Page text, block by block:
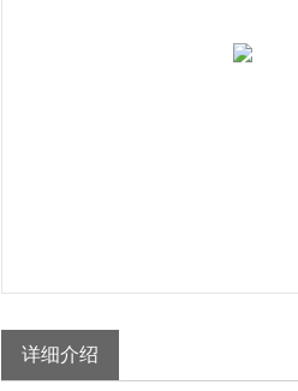
详细介绍